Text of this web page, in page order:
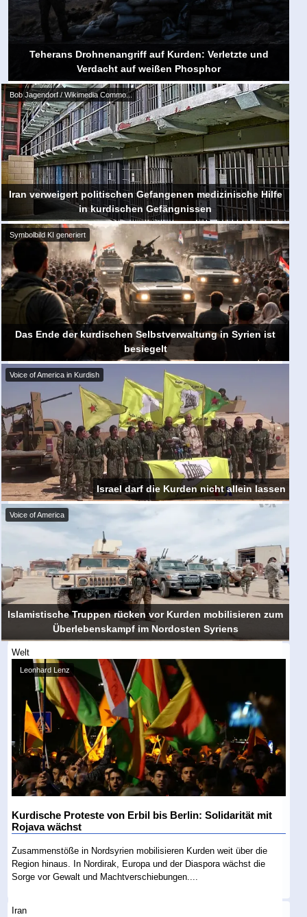
Teherans Drohnenangriff auf Kurden: Verletzte und
Verdacht auf weißen Phosphor
Bob Jagendorf / Wikimedia Commo...
Iran verweigert politischen Gefangenen medizinische Hilfe
in kurdischen Gefängnissen
Symbolbild KI generiert
Das Ende der kurdischen Selbstverwaltung in Syrien ist
besiegelt
Voice of America in Kurdish
Israel darf die Kurden nicht allein lassen
Voice of America
Islamistische Truppen rücken vor Kurden mobilisieren zum
Überlebenskampf im Nordosten Syriens
Welt
Leonhard Lenz
Kurdische Proteste von Erbil bis Berlin: Solidarität mit
Rojava wächst
Zusammenstöße in Nordsyrien mobilisieren Kurden weit über die
Region hinaus. In Nordirak, Europa und der Diaspora wächst die
Sorge vor Gewalt und Machtverschiebungen....
Iran